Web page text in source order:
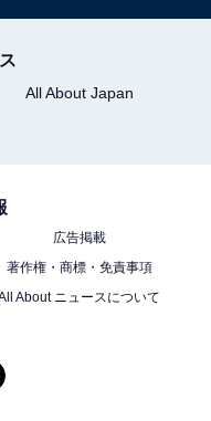
All About Japan
広告掲載
著作権・商標・免責事項
About ニュースについて